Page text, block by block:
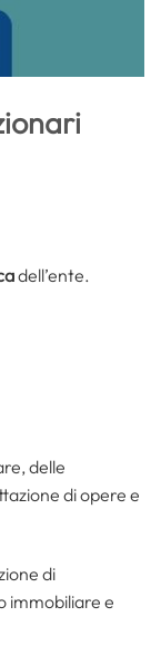
dell’ente.
delle
di opere e
di
immobiliare e